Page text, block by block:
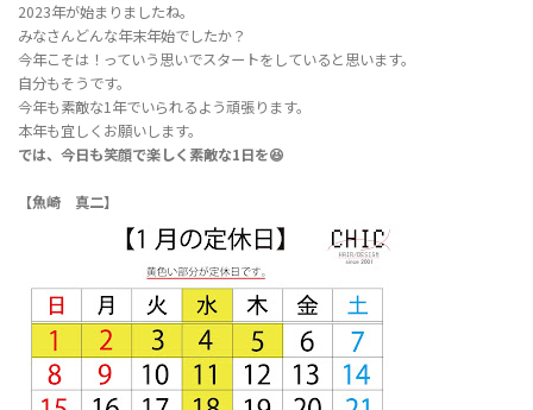
2023年が始まりましたね。
みなさんどんな年末年始でしたか？
今年こそは！っていう思いでスタートをしていると思います。
自分もそうです。
今年も素敵な1年でいられるよう頑張ります。
本年も宜しくお願いします。
では、今日も笑顔で楽しく素敵な1日を😆
【魚崎 真二】